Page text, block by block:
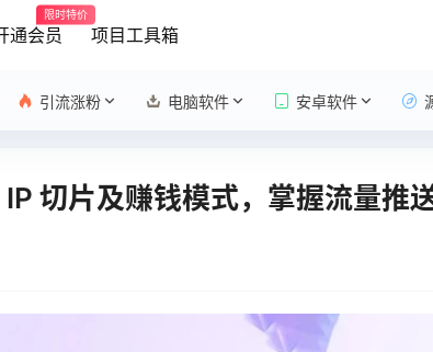
通会员
限时特价
项目工具箱
引流涨粉 电脑软件 安卓软件
切片及赚钱模式，掌握流量推